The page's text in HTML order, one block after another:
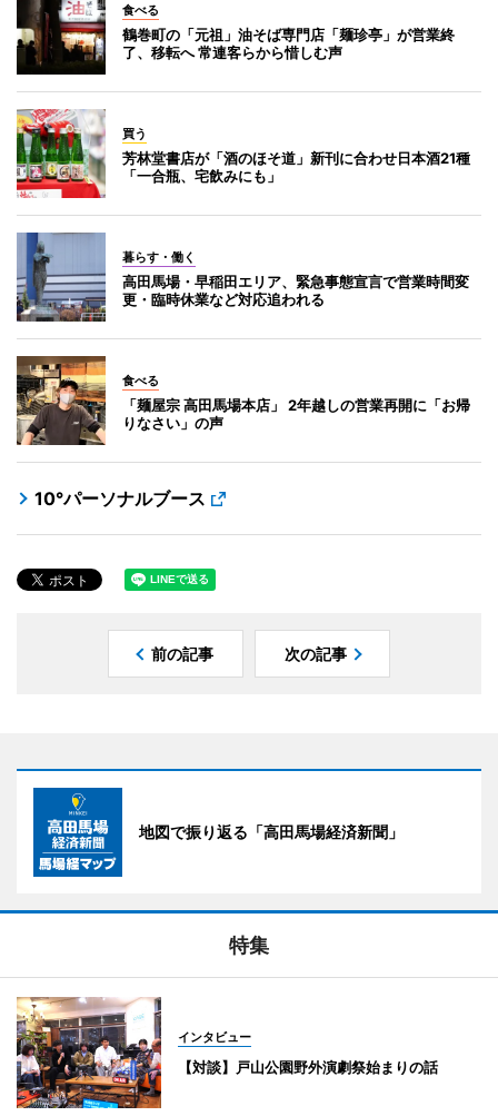
食べる
鶴巻町の「元祖」油そば専門店「麺珍亭」が営業終
了、移転へ 常連客らから惜しむ声
買う
芳林堂書店が「酒のほそ道」新刊に合わせ日本酒21種
「一合瓶、宅飲みにも」
暮らす・働く
高田馬場・早稲田エリア、緊急事態宣言で営業時間変
更・臨時休業など対応追われる
食べる
「麺屋宗 高田馬場本店」 2年越しの営業再開に「お帰
りなさい」の声
10°パーソナルブース
前の記事 次の記事
地図で振り返る「高田馬場経済新聞」
特集
インタビュー
【対談】戸山公園野外演劇祭始まりの話